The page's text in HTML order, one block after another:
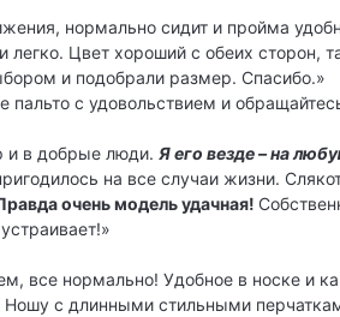
нормально сидит и пройма
Цвет хороший с обеих сторон,
и подобрали размер. Спасибо.»
с удовольствием и
и в добрые люди. Я его везде – на
на все случаи жизни.
очень модель удачная!
все нормально! Удобное в носке и
с длинными стильными